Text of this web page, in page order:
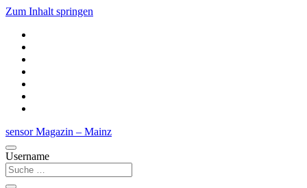
Zum Inhalt springen
sensor Magazin – Mainz
Username